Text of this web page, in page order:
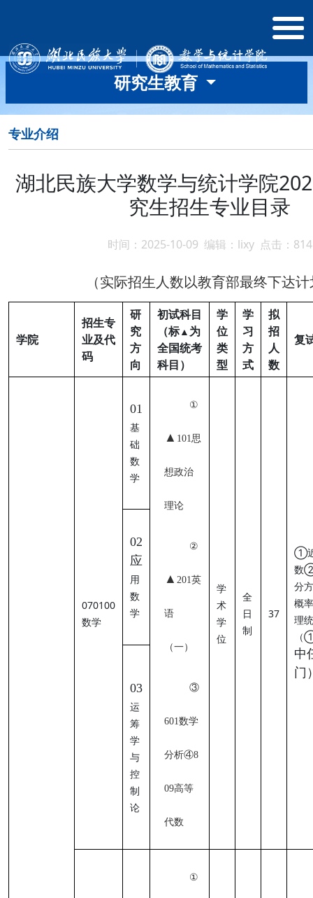
研究生教育
专业介绍
湖北民族大学数学与统计学院
究生招生专业目录
时间：2025-10-09 编辑：lixy 点击： 814
（实际招生人数以教育部最终下达
学院
招生专
业及代
码
研
究
方
向
初试科目
（标▲ 为
全国统考
科目）
学
位
类
型
学
习
方
式
拟
招
人
数
复
070100
数学
01
基
础
数
学
①
▲ 101思
想政治
理论
②
▲ 201英
语
（一）
③
601数学
分析④8
09高等
代数
学
术
学
位
全
日
制
37
①
数
分
概
理
（
中
门
02
应
用
数
学
03
运
筹
学
与
控
制
论
①